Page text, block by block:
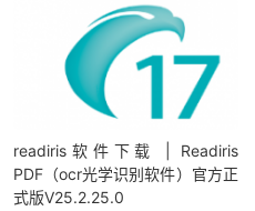
readiris软件下载 | Readiris
PDF（ocr光学识别软件）官方正
式版V25.2.25.0